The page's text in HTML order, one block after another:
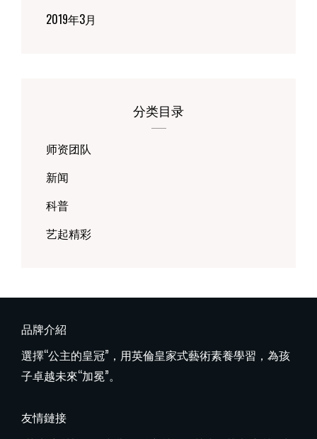
2019年3月
分类目录
师资团队
新闻
科普
艺起精彩
品牌介紹
選擇“公主的皇冠”，用英倫皇家式藝術素養學習，為孩
子卓越未來“加冕”。
友情鏈接